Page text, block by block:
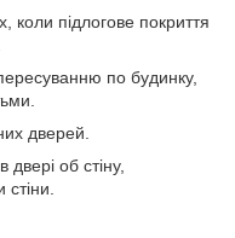
коли підлогове покриття
по будинку,
дверей.
об стіну,